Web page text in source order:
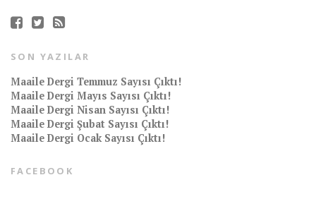
SON YAZILAR
Maaile Dergi Temmuz Sayısı Çıktı!
Maaile Dergi Mayıs Sayısı Çıktı!
Maaile Dergi Nisan Sayısı Çıktı!
Maaile Dergi Şubat Sayısı Çıktı!
Maaile Dergi Ocak Sayısı Çıktı!
FACEBOOK